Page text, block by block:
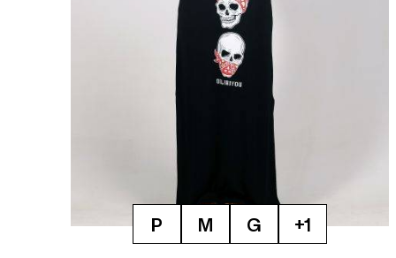
P M G +1